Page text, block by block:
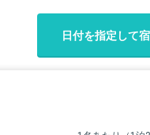
日付を指定して